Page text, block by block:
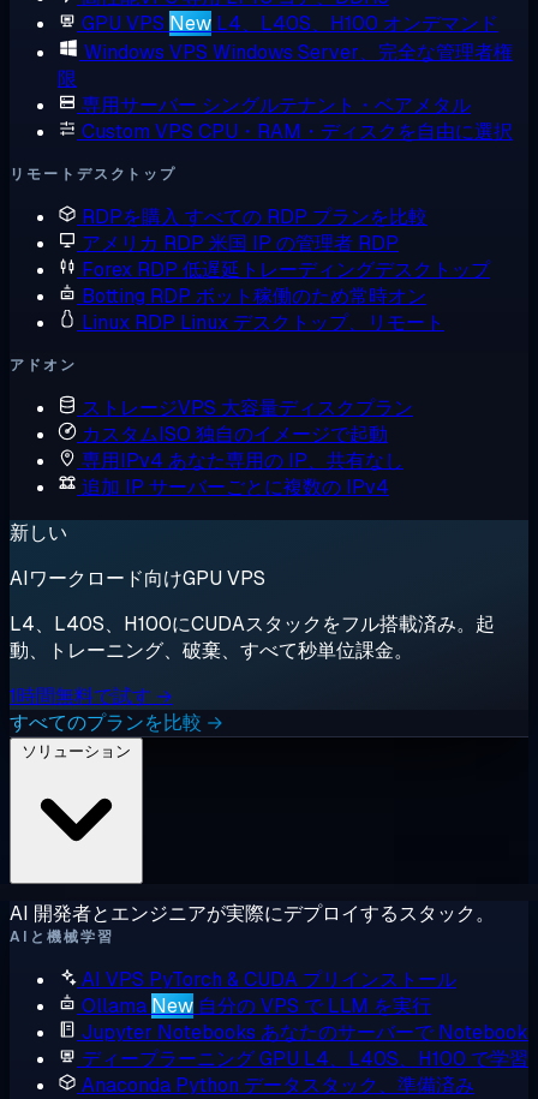
GPU VPS New L4、L40S、H100 オンデマンド
Windows VPS Windows Server、完全な管理者権
限
専用サーバー シングルテナント・ベアメタル
Custom VPS CPU・RAM・ディスクを自由に選択
リモートデスクトップ
RDPを購入 すべての RDP プランを比較
アメリカ RDP 米国 IP の管理者 RDP
Forex RDP 低遅延トレーディングデスクトップ
Botting RDP ボット稼働のため常時オン
Linux RDP Linux デスクトップ、リモート
アドオン
ストレージVPS 大容量ディスクプラン
カスタムISO 独自のイメージで起動
専用IPv4 あなた専用の IP、共有なし
追加 IP サーバーごとに複数の IPv4
新しい
AIワークロード向けGPU VPS
L4、L40S、H100にCUDAスタックをフル搭載済み。起
動、トレーニング、破棄、すべて秒単位課金。
1時間無料で試す →
すべてのプランを比較 →
AI 開発者とエンジニアが実際にデプロイするスタック。
AIと機械学習
AI VPS PyTorch & CUDA プリインストール
Ollama New 自分の VPS で LLM を実行
Jupyter Notebooks あなたのサーバーで Notebook
ディープラーニング GPU L4、L40S、H100 で学習
Anaconda Python データスタック、準備済み